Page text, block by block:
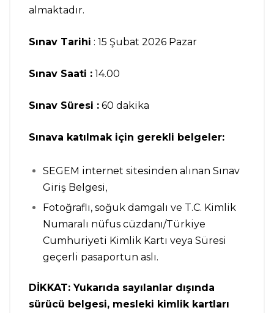
almaktadır.
Sınav Tarihi : 15 Şubat 2026 Pazar
Sınav Saati : 14.00
Sınav Süresi : 60 dakika
Sınava katılmak için gerekli belgeler:
SEGEM internet sitesinden alınan Sınav
Giriş Belgesi,
Fotoğraflı, soğuk damgalı ve T.C. Kimlik
Numaralı nüfus cüzdanı/Türkiye
Cumhuriyeti Kimlik Kartı veya Süresi
geçerli pasaportun aslı.
DİKKAT: Yukarıda sayılanlar dışında
sürücü belgesi, mesleki kimlik kartları